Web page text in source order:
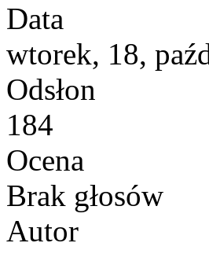
Data
wtorek, 18,
Odsłon
184
Ocena
Brak głosów
Autor